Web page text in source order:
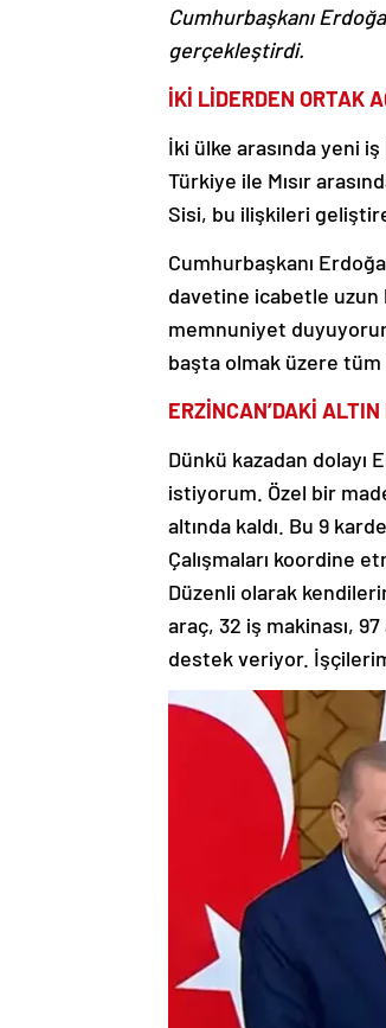
Cumhurbaşkanı
gerçekleştirdi.
İKİ LİDERDEN ORTAK
İki ülke arasında yeni
Türkiye ile Mısır
Sisi, bu ilişkileri
Cumhurbaşkanı
davetine icabetle uzun
memnuniyet
başta olmak üzere tüm
ERZİNCAN’DAKİ
Dünkü kazadan
istiyorum. Özel bir
altında kaldı. Bu 9
Çalışmaları koordine
Düzenli olarak
araç, 32 iş makinası,
destek veriyor.